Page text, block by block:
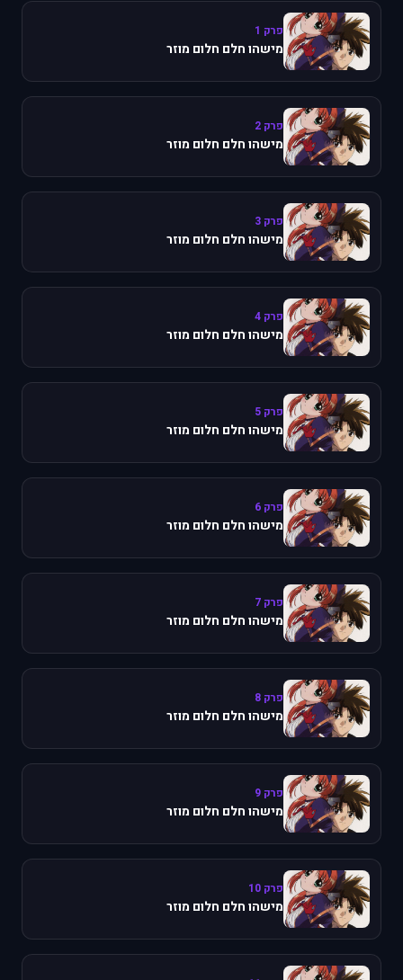
פרק 1
מישהו חלם חלום מוזר
פרק 2
מישהו חלם חלום מוזר
פרק 3
מישהו חלם חלום מוזר
פרק 4
מישהו חלם חלום מוזר
פרק 5
מישהו חלם חלום מוזר
פרק 6
מישהו חלם חלום מוזר
פרק 7
מישהו חלם חלום מוזר
פרק 8
מישהו חלם חלום מוזר
פרק 9
מישהו חלם חלום מוזר
פרק 10
מישהו חלם חלום מוזר